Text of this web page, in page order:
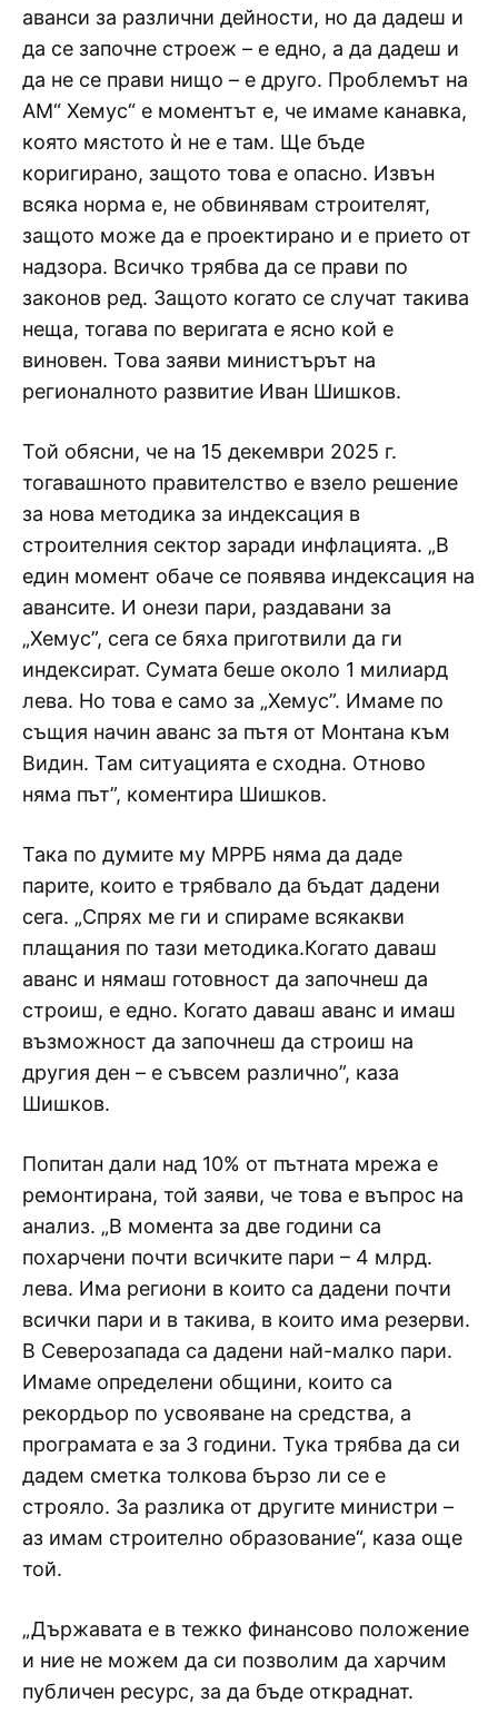
аванси за различни дейности, но да дадеш и
да се започне строеж – е едно, а да дадеш и
да не се прави нищо – е друго. Проблемът на
АМ“ Хемус“ е моментът е, че имаме канавка,
която мястото ѝ не е там. Ще бъде
коригирано, защото това е опасно. Извън
всяка норма е, не обвинявам строителят,
защото може да е проектирано и е прието от
надзора. Всичко трябва да се прави по
законов ред. Защото когато се случат такива
неща, тогава по веригата е ясно кой е
виновен. Това заяви министърът на
регионалното развитие Иван Шишков.
Той обясни, че на 15 декември 2025 г.
тогавашното правителство е взело решение
за нова методика за индексация в
строителния сектор заради инфлацията. „В
един момент обаче се появява индексация на
авансите. И онези пари, раздавани за
„Хемус”, сега се бяха приготвили да ги
индексират. Сумата беше около 1 милиард
лева. Но това е само за „Хемус”. Имаме по
същия начин аванс за пътя от Монтана към
Видин. Там ситуацията е сходна. Отново
няма път”, коментира Шишков.
Така по думите му МРРБ няма да даде
парите, които е трябвало да бъдат дадени
сега. „Спрях ме ги и спираме всякакви
плащания по тази методика.Когато даваш
аванс и нямаш готовност да започнеш да
строиш, е едно. Когато даваш аванс и имаш
възможност да започнеш да строиш на
другия ден – е съвсем различно”, каза
Шишков.
Попитан дали над 10% от пътната мрежа е
ремонтирана, той заяви, че това е въпрос на
анализ. „В момента за две години са
похарчени почти всичките пари – 4 млрд.
лева. Има региони в които са дадени почти
всички пари и в такива, в които има резерви.
В Северозапада са дадени най-малко пари.
Имаме определени общини, които са
рекордьор по усвояване на средства, а
програмата е за 3 години. Тука трябва да си
дадем сметка толкова бързо ли се е
строяло. За разлика от другите министри –
аз имам строително образование“, каза още
той.
„Държавата е в тежко финансово положение
и ние не можем да си позволим да харчим
публичен ресурс, за да бъде откраднат.